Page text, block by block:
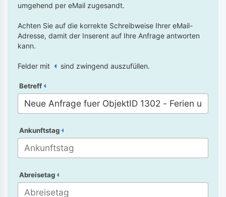
umgehend per eMail zugesandt.
Achten Sie auf die korrekte Schreibweise Ihrer eMail-
Adresse, damit der Inserent auf Ihre Anfrage antworten
kann.
Felder mit sind zwingend auszufüllen.
Betreff
Ankunftstag
Abreisetag